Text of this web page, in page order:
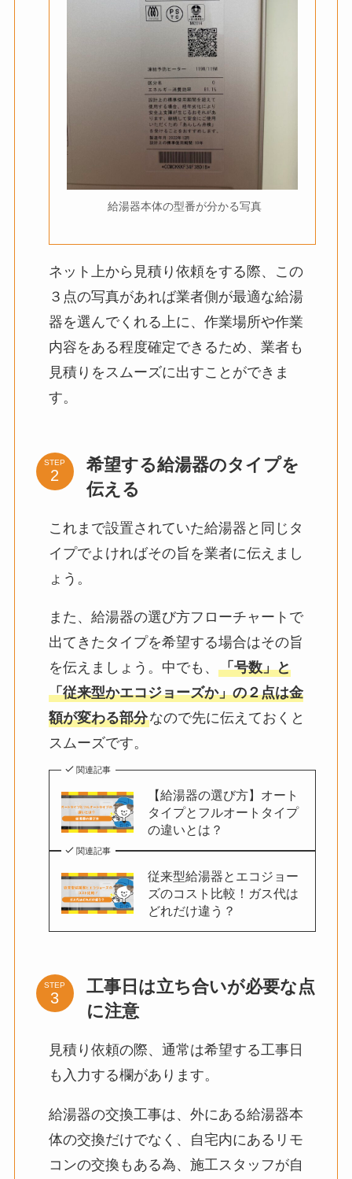
給湯器本体の型番が分かる写真
ネット上から見積り依頼をする際、この
３点の写真があれば業者側が最適な給湯
器を選んでくれる上に、作業場所や作業
内容をある程度確定できるため、業者も
見積りをスムーズに出すことができま
す。
STEP
希望する給湯器のタイプを
伝える
これまで設置されていた給湯器と同じタ
イプでよければその旨を業者に伝えまし
ょう。
また、給湯器の選び方フローチャートで
出てきたタイプを希望する場合はその旨
を伝えましょう。中でも、 「号数」と
「従来型かエコジョーズか」の２点は金
額が変わる部分なので先に伝えておくと
スムーズです。
関連記事
【給湯器の選び方】オート
タイプとフルオートタイプ
の違いとは？
関連記事
従来型給湯器とエコジョー
ズのコスト比較！ガス代は
どれだけ違う？
STEP
工事日は立ち合いが必要な点
に注意
見積り依頼の際、通常は希望する工事日
も入力する欄があります。
給湯器の交換工事は、外にある給湯器本
体の交換だけでなく、自宅内にあるリモ
コンの交換もある為、施工スタッフが自